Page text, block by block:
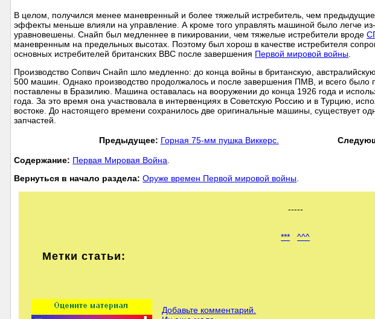
В целом, получился менее маневренный и более тяжелый истребитель, чем
эффекты меньше влияли на управление. А кроме того управлять машиной было легче из-
уравновешены. Снайп был медленнее в пикировании, чем тяжелые истребители вроде
маневренным на предельных высотах. Поэтому был хорош в качестве истребителя
основных истребителей британских ВВС после завершения Первой мировой войны
Производство Сопвич Снайп шло медленно: до конца войны в британскую,
500 машин. Однако производство продолжалось и после завершения ПМВ, и всего было
поставлены в Бразилию. Машина оставалась на вооружении до конца 1926 года и
года. За это время она участвовала в интервенциях в Советскую Россию и в Турцию,
востоке. До настоящего времени сохранилось две оригинальные машины, существует
запчастей.
Предыдущее: Горная 75-мм пушка Виккерс.
Cодержание: Первая Мировая Война
Вернуться в начало раздела: Оруже времен Первой мировой войны
-----
*** ^^^
Метки статьи:
Добавьте комментарий.